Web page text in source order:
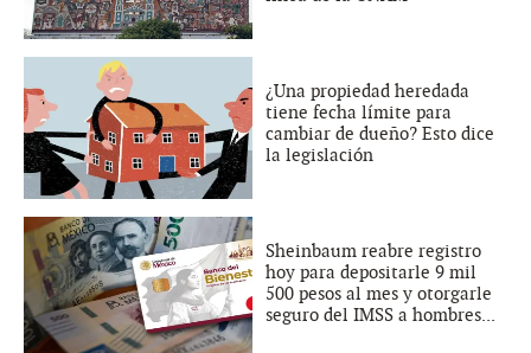
¿Una propiedad heredada
tiene fecha límite para
cambiar de dueño? Esto dice
la legislación
Sheinbaum reabre registro
hoy para depositarle 9 mil
500 pesos al mes y otorgarle
seguro del IMSS a hombres...